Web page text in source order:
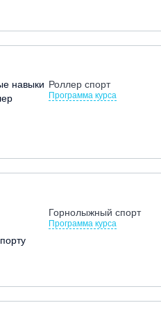
навыки Роллер спорт
Программа курса
Горнолыжный спорт
Программа курса